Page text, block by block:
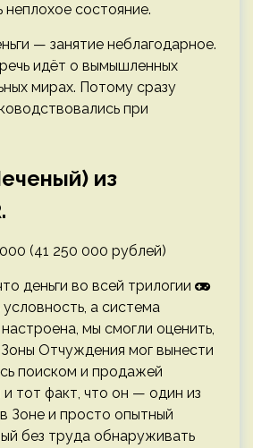
состояние.
— занятие неблагодарное.
идёт о вымышленных
мирах. Потому сразу
при
из
(41 250 000 рублей)
деньги во всей трилогии
условность, а система
мы смогли оценить,
Отчуждения мог вынести
поиском и продажей
тот факт, что он — один из
Зоне и просто опытный
без труда обнаруживать